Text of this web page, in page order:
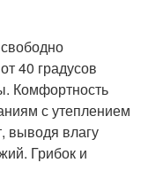
40 градусов
Комфортность
с утеплением
влагу
Грибок и